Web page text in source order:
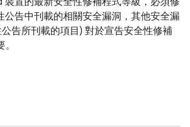
公告中刊載的相關安全漏洞，其他安全漏
告所刊載的項目) 對於宣告安全性修補